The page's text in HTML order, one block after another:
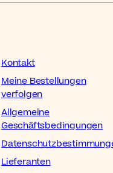
Kontakt
Meine Bestellungen
verfolgen
Allgemeine
Geschäftsbedingungen
Lieferanten